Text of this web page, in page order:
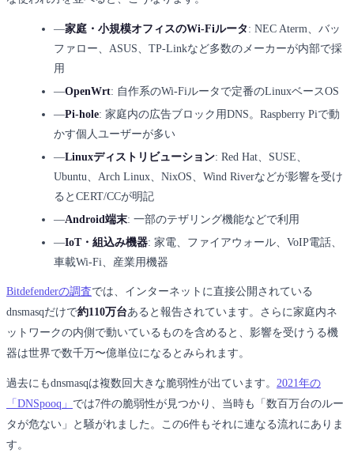
―家庭・小規模オフィスのWi-Fiルータ : NEC Aterm、バッ
ファロー、ASUS、TP-Linkなど多数のメーカーが内部で採
用
―OpenWrt: 自作系のWi-Fiルータで定番のLinuxベースOS
―Pi-hole: 家庭内の広告ブロック用DNS。Raspberry Piで動
かす個人ユーザーが多い
―Linuxディストリビューション: Red Hat、SUSE、
Ubuntu、Arch Linux、NixOS、Wind Riverなどが影響を受け
るとCERT/CCが明記
―Android端末: 一部のテザリング機能などで利用
―IoT・組込み機器: 家電、ファイアウォール、VoIP電話、
車載Wi-Fi、産業用機器
Bitdefenderの調査では、インターネットに直接公開されている
dnsmasqだけで約110万台あると報告されています。さらに家庭内ネ
ットワークの内側で動いているものを含めると、影響を受けうる機
器は世界で数千万〜億単位になるとみられます。
過去にもdnsmasqは複数回大きな脆弱性が出ています。 2021年の
「DNSpooq」 では7件の脆弱性が見つかり、当時も「数百万台のルー
タが危ない」と騒がれました。この6件もそれに連なる流れにありま
す。